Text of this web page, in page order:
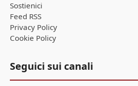
Sostienici
Feed RSS
Privacy Policy
Cookie Policy
Seguici sui canali